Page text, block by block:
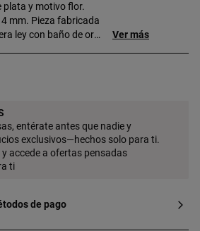
plata y motivo flor.
mm. Pieza fabricada
ley con baño de oro
Ver más
entérate antes que nadie y
exclusivos—hechos solo para ti.
y accede a ofertas pensadas
ti
de pago